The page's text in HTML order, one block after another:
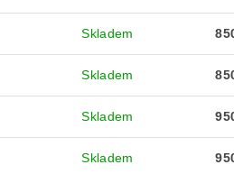
Skladem
Skladem
Skladem
Skladem